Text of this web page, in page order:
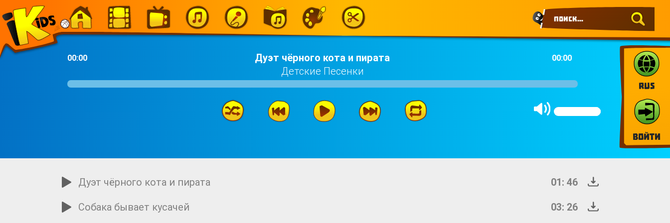
RUS
Войти
00:00
Дуэт чёрного кота и пирата
Детские Песенки
00:00
Дуэт чёрного кота и пирата
01: 46
Собака бывает кусачей
03: 26